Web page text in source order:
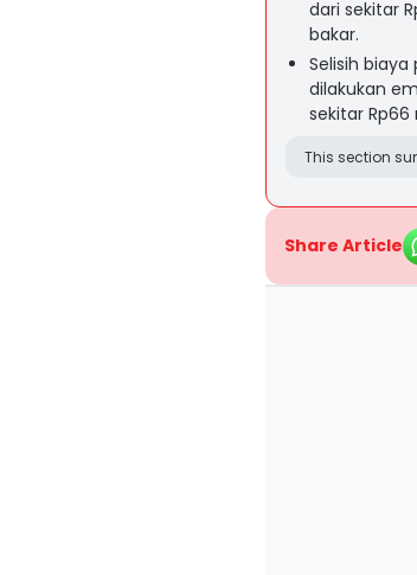
dari sekitar
bakar.
Selisih biaya
dilakukan
sekitar
This section
Share Article